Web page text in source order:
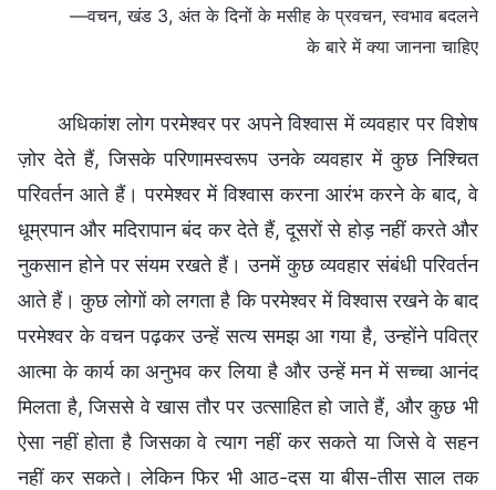
—वचन, खंड 3, अंत के दिनों के मसीह के प्रवचन, स्वभाव बदलने
के बारे में क्या जानना चाहिए
अधिकांश लोग परमेश्वर पर अपने विश्वास में व्यवहार पर विशेष
ज़ोर देते हैं, जिसके परिणामस्वरूप उनके व्यवहार में कुछ निश्चित
परिवर्तन आते हैं। परमेश्वर में विश्वास करना आरंभ करने के बाद, वे
धूम्रपान और मदिरापान बंद कर देते हैं, दूसरों से होड़ नहीं करते और
नुकसान होने पर संयम रखते हैं। उनमें कुछ व्यवहार संबंधी परिवर्तन
आते हैं। कुछ लोगों को लगता है कि परमेश्वर में विश्वास रखने के बाद
परमेश्वर के वचन पढ़कर उन्हें सत्य समझ आ गया है, उन्होंने पवित्र
आत्मा के कार्य का अनुभव कर लिया है और उन्हें मन में सच्चा आनंद
मिलता है, जिससे वे खास तौर पर उत्साहित हो जाते हैं, और कुछ भी
ऐसा नहीं होता है जिसका वे त्याग नहीं कर सकते या जिसे वे सहन
नहीं कर सकते। लेकिन फिर भी आठ-दस या बीस-तीस साल तक